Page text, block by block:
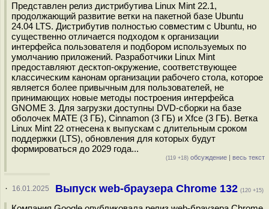
Представлен релиз дистрибутива Linux Mint 22.1,
продолжающий развитие ветки на пакетной базе Ubuntu
24.04 LTS. Дистрибутив полностью совместим с Ubuntu, но
существенно отличается подходом к организации
интерфейса пользователя и подбором используемых по
умолчанию приложений. Разработчики Linux Mint
предоставляют десктоп-окружение, соответствующее
классическим канонам организации рабочего стола, которое
является более привычным для пользователей, не
принимающих новые методы построения интерфейса
GNOME 3. Для загрузки доступны DVD-сборки на базе
оболочек MATE (3 ГБ), Cinnamon (3 ГБ) и Xfce (3 ГБ). Ветка
Linux Mint 22 отнесена к выпускам с длительным сроком
поддержки (LTS), обновления для которых будут
формироваться до 2029 года...
(119 +18) обсуждение | весь текст
· 16.01.2025 Выпуск web-браузера Chrome 132 (120 +15)